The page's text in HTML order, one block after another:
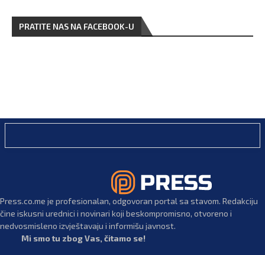
PRATITE NAS NA FACEBOOK-U
Press.co.me je profesionalan, odgovoran portal sa stavom. Redakciju
čine iskusni urednici i novinari koji beskompromisno, otvoreno i
nedvosmisleno izvještavaju i informišu javnost.
Mi smo tu zbog Vas, čitamo se!